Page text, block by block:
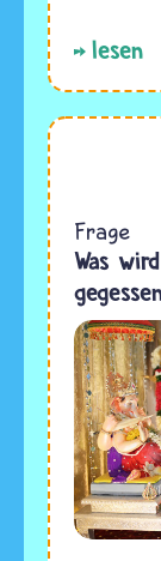
lesen
Hinduismus
Frage
Was